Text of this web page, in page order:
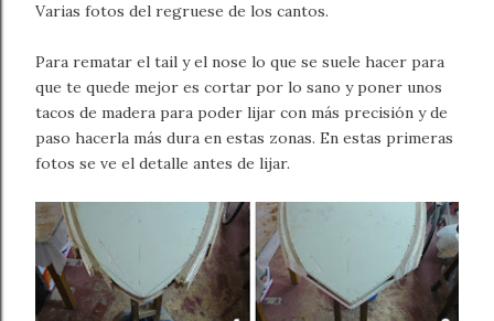
Varias fotos del regruese de los cantos.
Para rematar el tail y el nose lo que se suele hacer para
que te quede mejor es cortar por lo sano y poner unos
tacos de madera para poder lijar con más precisión y de
paso hacerla más dura en estas zonas. En estas primeras
fotos se ve el detalle antes de lijar.